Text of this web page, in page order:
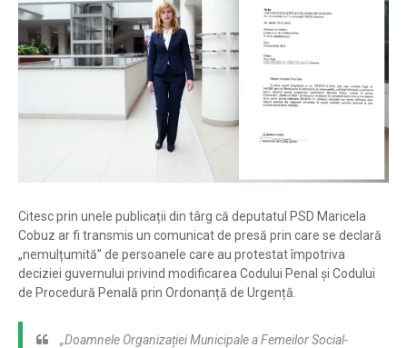
Citesc prin unele publicații din târg că deputatul PSD Maricela
Cobuz ar fi transmis un comunicat de presă prin care se declară
„nemulțumită” de persoanele care au protestat împotriva
deciziei guvernului privind modificarea Codului Penal și Codului
de Procedură Penală prin Ordonanță de Urgență.
„Doamnele Organizației Municipale a Femeilor Social-